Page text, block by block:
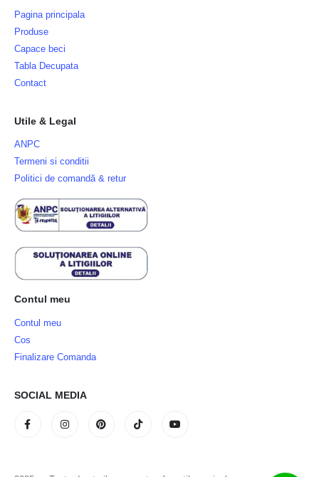
Pagina principala
Produse
Capace beci
Tabla Decupata
Contact
Utile & Legal
ANPC
Termeni si conditii
Politici de comandă & retur
Contul meu
Contul meu
Cos
Finalizare Comanda
SOCIAL MEDIA